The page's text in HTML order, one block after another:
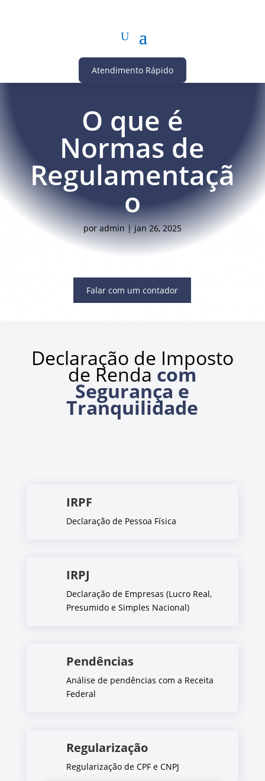
Atendimento Rápido
O que é
Normas de
Regulamentaçã
o
poradmin|jan 26, 2025
Falar com um contador
Declaração de Imposto
de Renda com
Segurança e
Tranquilidade
IRPF
Declaração de Pessoa Física
IRPJ
Declaração de Empresas (Lucro Real,
Presumido e Simples Nacional)
Pendências
Análise de pendências com a Receita
Federal
Regularização
Regularização de CPF e CNPJ